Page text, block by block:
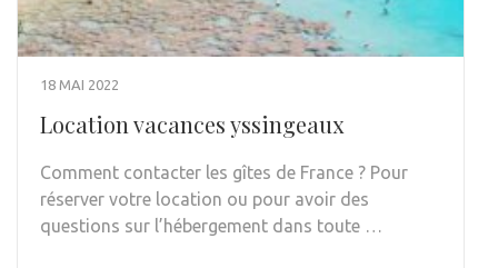
18 MAI 2022
Location vacances yssingeaux
Comment contacter les gîtes de France ? Pour
réserver votre location ou pour avoir des
questions sur l’hébergement dans toute …